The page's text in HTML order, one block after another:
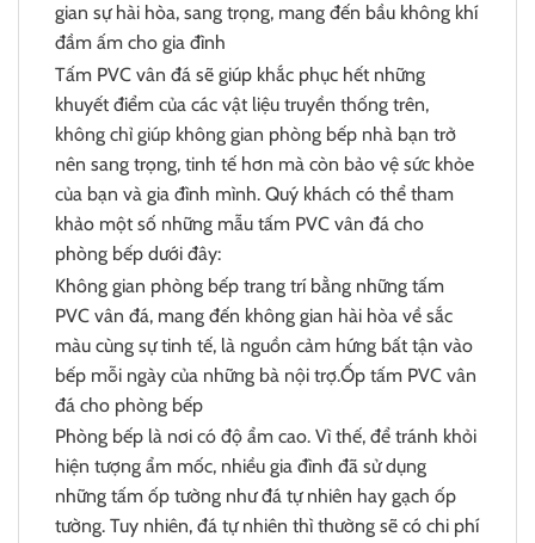
gian sự hài hòa, sang trọng, mang đến bầu không khí
đầm ấm cho gia đình
Tấm PVC vân đá sẽ giúp khắc phục hết những
khuyết điểm của các vật liệu truyền thống trên,
không chỉ giúp không gian phòng bếp nhà bạn trở
nên sang trọng, tinh tế hơn mà còn bảo vệ sức khỏe
của bạn và gia đình mình. Quý khách có thể tham
khảo một số những mẫu tấm PVC vân đá cho
phòng bếp dưới đây:
Không gian phòng bếp trang trí bằng những tấm
PVC vân đá, mang đến không gian hài hòa về sắc
màu cùng sự tinh tế, là nguồn cảm hứng bất tận vào
bếp mỗi ngày của những bà nội trợ.Ốp tấm PVC vân
đá cho phòng bếp
Phòng bếp là nơi có độ ẩm cao. Vì thế, để tránh khỏi
hiện tượng ẩm mốc, nhiều gia đình đã sử dụng
những tấm ốp tường như đá tự nhiên hay gạch ốp
tường. Tuy nhiên, đá tự nhiên thì thường sẽ có chi phí